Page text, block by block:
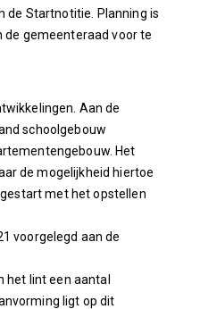
de Startnotitie. Planning is
de gemeenteraad voor te
Aan de
schoolgebouw
Het
de mogelijkheid hiertoe
met het opstellen
voorgelegd aan de
het lint een aantal
ligt op dit